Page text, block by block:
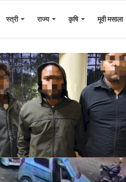
स्त्री राज्य कृषि मूवी मसाला